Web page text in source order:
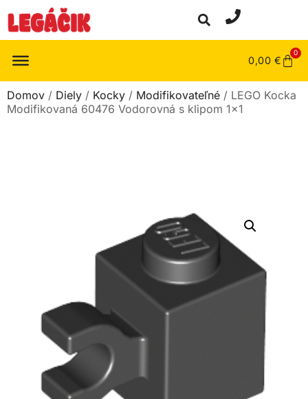
0,00 €
0
Domov / Diely / Kocky / Modifikovateľné / LEGO Kocka
Modifikovaná 60476 Vodorovná s klipom 1×1